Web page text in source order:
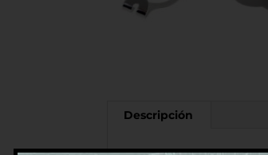
Descripción